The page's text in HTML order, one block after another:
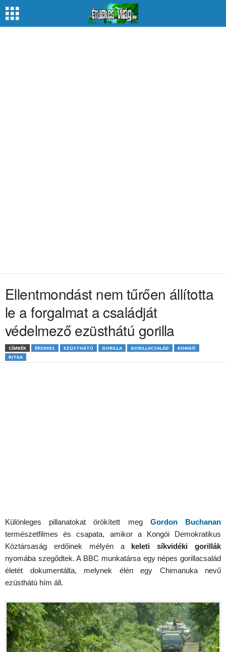
Ellentmondást nem tűrően állította
le a forgalmat a családját
védelmező ezüsthátú gorilla
CÍMKÉK ÉRDEKES EZÜSTHÁTÚ GORILLA GORILLACSALÁD
KONGÓ
RITKA
Különleges pillanatokat örökített meg Gordon Buchanan
természetfilmes és csapata, amikor a Kongói Demokratikus
Köztársaság erdőinek mélyén akeleti síkvidéki gorillák
nyomába szegődtek. A BBC munkatársa egy népes gorillacsalád
életét dokumentálta, melynek élén egy Chimanuka nevű
ezüsthátú hím áll.